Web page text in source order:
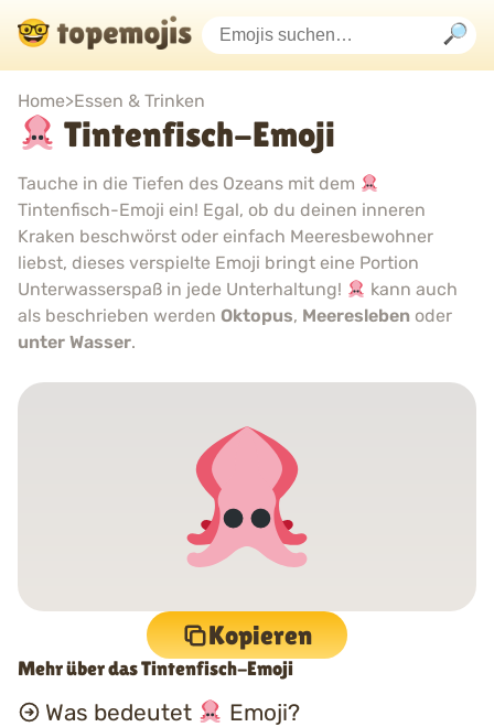
Home>Essen & Trinken
Tintenfisch-Emoji
Tauche in die Tiefen des Ozeans mit dem
Tintenfisch-Emoji ein! Egal, ob du deinen inneren
Kraken beschwörst oder einfach Meeresbewohner
liebst, dieses verspielte Emoji bringt eine Portion
Unterwasserspaß in jede Unterhaltung!
kann auch
als beschrieben werden Oktopus, Meeresleben oder
unter Wasser.
Kopieren
Mehr über das Tintenfisch-Emoji
Was bedeutet
Emoji?